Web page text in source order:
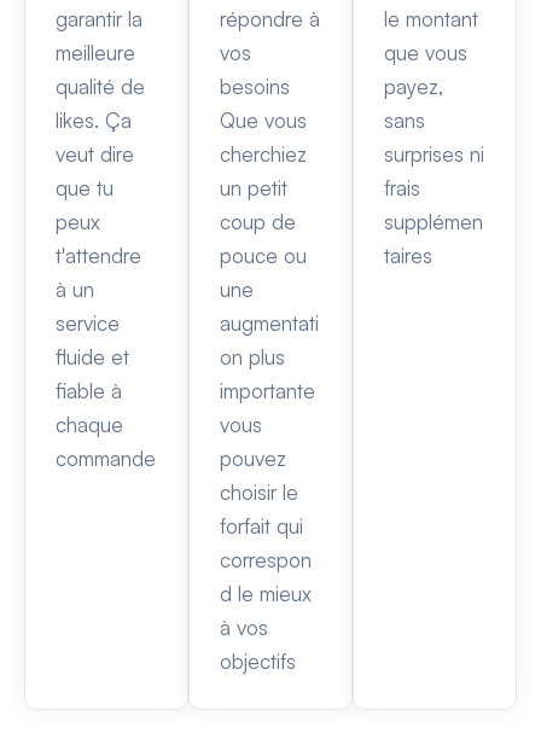
garantir la
meilleure
qualité de
likes. Ça
veut dire
que tu
peux
t'attendre
à un
service
fluide et
fiable à
chaque
commande
répondre à
vos
besoins
Que vous
cherchiez
un petit
coup de
pouce ou
une
augmentati
on plus
importante
vous
pouvez
choisir le
forfait qui
correspon
d le mieux
à vos
objectifs
le montant
que vous
payez,
sans
surprises ni
frais
supplémen
taires